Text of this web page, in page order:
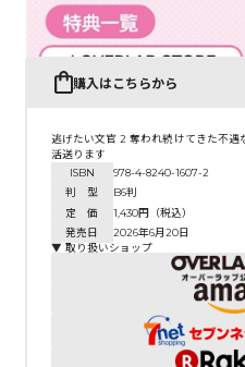
購入はこちらから
逃げたい文官 2 奪われ続けてきた不遇
活送ります
ISBN
978-4-8240-1607-2
判 型
B6判
定 価
1,430円（税込）
発売日
2026年6月20日
▼ 取り扱いショップ